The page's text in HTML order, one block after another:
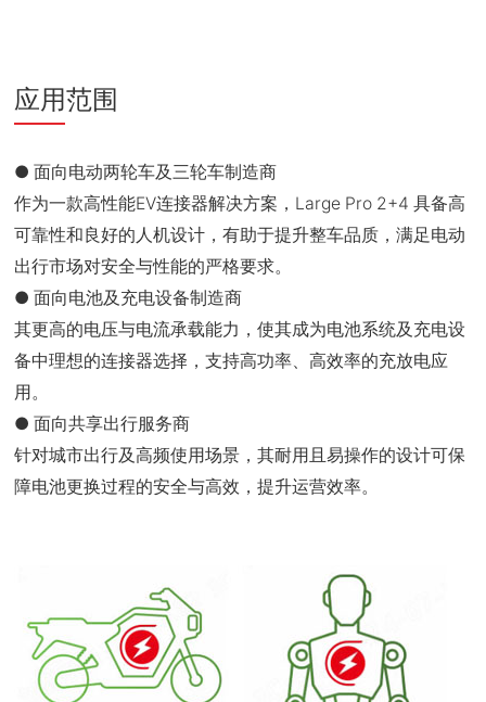
应用范围
● 面向电动两轮车及三轮车制造商
作为一款高性能EV连接器解决方案，Large Pro 2+4 具备高
可靠性和良好的人机设计，有助于提升整车品质，满足电动
出行市场对安全与性能的严格要求。
●面向电池及充电设备制造商
其更高的电压与电流承载能力，使其成为电池系统及充电设
备中理想的连接器选择，支持高功率、高效率的充放电应
用。
●面向共享出行服务商
针对城市出行及高频使用场景，其耐用且易操作的设计可保
障电池更换过程的安全与高效，提升运营效率。